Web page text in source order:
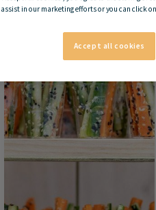
assist in our marketing efforts or you can click
Accept all cookies